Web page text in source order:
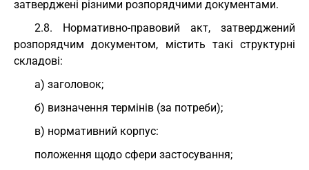
затверджені різними розпорядчими документами.
2.8. Нормативно-правовий акт, затверджений
розпорядчим документом, містить такі структурні
складові:
а) заголовок;
б) визначення термінів (за потреби);
в) нормативний корпус:
положення щодо сфери застосування;